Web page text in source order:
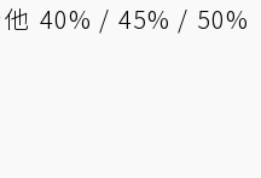
40% / 45% / 50%